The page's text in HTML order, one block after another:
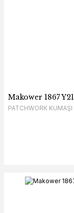
Makower 1867 Y21
PATCHWORK KUMAŞI